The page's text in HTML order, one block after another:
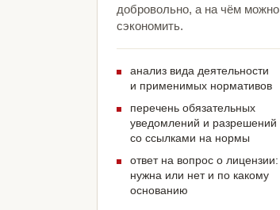
добровольно, а на чём можно
сэкономить.
анализ вида деятельности
и применимых нормативов
перечень обязательных
уведомлений и разрешений
со ссылками на нормы
ответ на вопрос о лицензии:
нужна или нет и по какому
основанию